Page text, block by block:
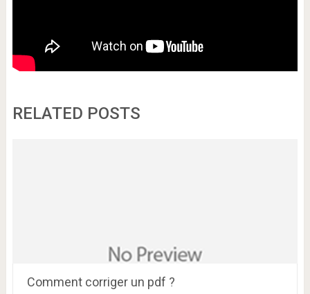
RELATED POSTS
Comment corriger un pdf ?